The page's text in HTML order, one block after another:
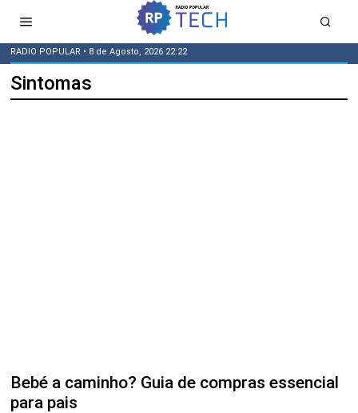
RADIO POPULAR • 8 de Agosto, 2026 22:22
Sintomas
Bebé a caminho? Guia de compras essencial
para pais